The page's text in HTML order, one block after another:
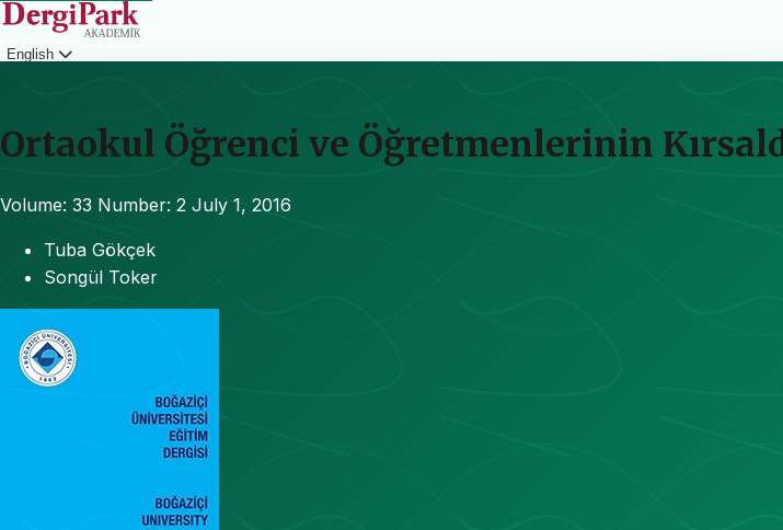
English
Ortaokul Öğrenci ve Öğretmenlerinin
Volume: 33 Number: 2 July 1, 2016
Tuba Gökçek
Songül Toker